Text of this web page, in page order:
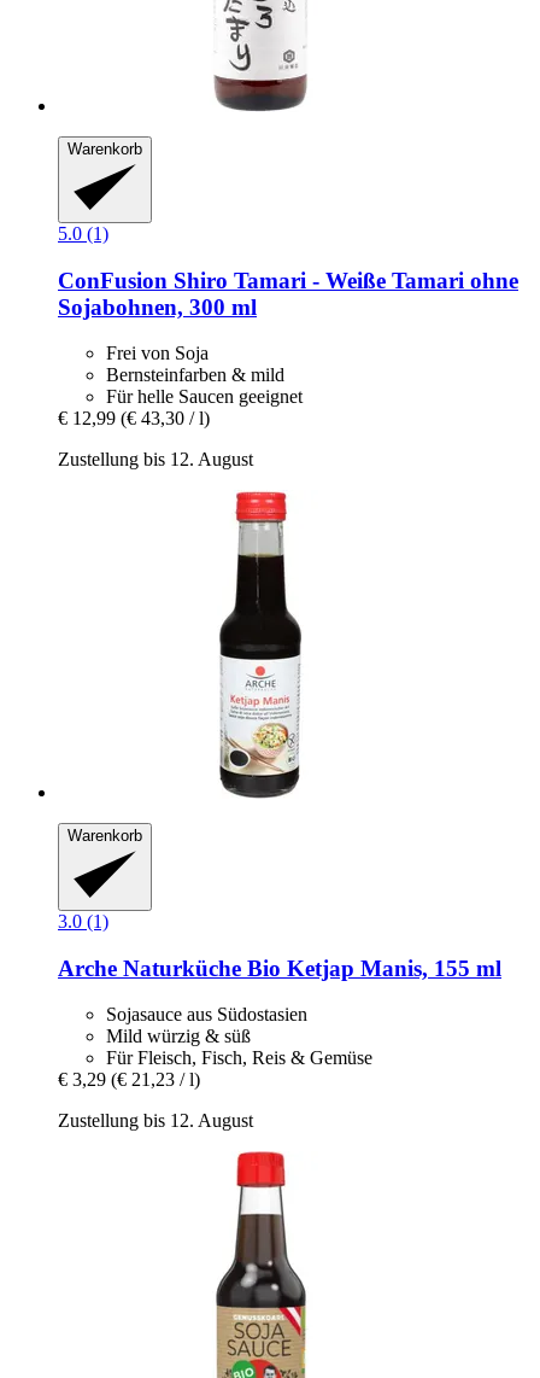
Warenkorb
5.0 (1)
ConFusion Shiro Tamari -​ Weiße Tamari ohne
Sojabohnen, 300 ml
Frei von Soja
Bernsteinfarben & mild
Für helle Saucen geeignet
€ 12,99 (€ 43,30 / l)
Zustellung bis 12. August
Warenkorb
3.0 (1)
Arche Naturküche Bio Ketjap Manis, 155 ml
Sojasauce aus Südostasien
Mild würzig & süß
Für Fleisch, Fisch, Reis & Gemüse
€ 3,29 (€ 21,23 / l)
Zustellung bis 12. August